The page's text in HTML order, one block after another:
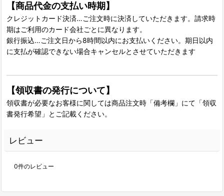
【商品代金の支払い時期】
クレジットカード決済…ご注文時に決済していただきます。請求時
期はご利用のカード会社ごとに異なります。
銀行振込…ご注文日から8時間以内にお支払いください。期日以内
に支払が確認できない場合キャンセルとさせていただきます
【領収書の発行について】
領収書が必要なお客様に関しては商品注文時「備考欄」にて「領収
書発行希望」とご記載ください。
レビュー
0件のレビュー